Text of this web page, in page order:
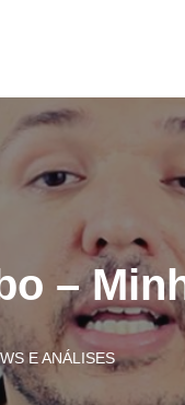
–
E ANÁLISES